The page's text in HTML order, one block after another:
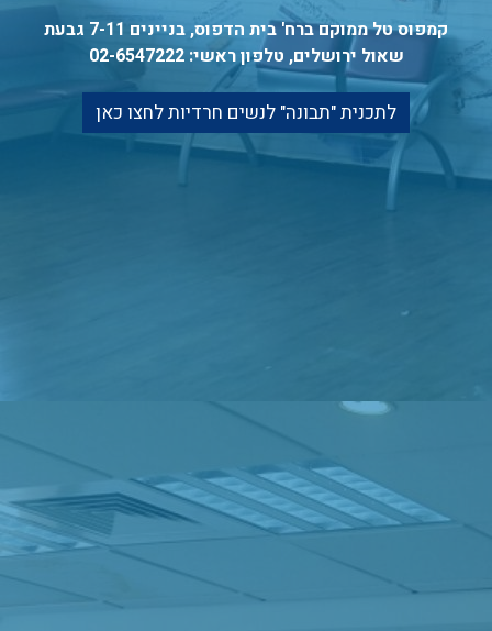
קמפוס טל ממוקם ברח' בית הדפוס, בניינים 7-11 גבעת
שאול ירושלים, טלפון ראשי: 02-6547222
לתכנית "תבונה" לנשים חרדיות לחצו כאן